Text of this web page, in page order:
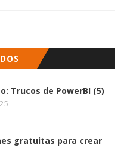
Trucos de PowerBI (5)
gratuitas para crear